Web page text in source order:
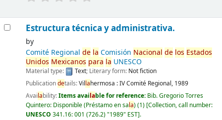
Estructura técnica y administrativa.
by
Comité Regional de la Comisión Nacional de los Estados
Unidos Mexicanos para la UNESCO
Material type: Text; Literary form: Not fiction
Publicationdetails:Villahermosa :IV Comité Regional, 1989
Availability:Items available for reference: Bib. Gregorio Torres
Quintero: Disponible (Préstamo en sala)(1) Collection, call number:
UNESCO 341.16: 001 (726.2) "1989" EST .